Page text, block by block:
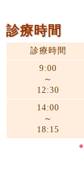
診療時間
診療時間
9:00
～
12:30
14:00
～
18:15
●